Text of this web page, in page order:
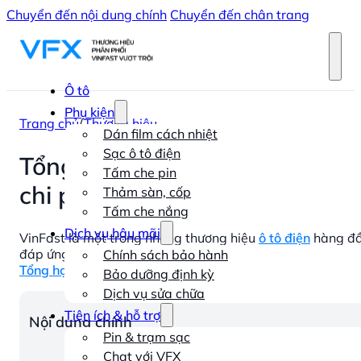
Chuyển đến nội dung chính Chuyển đến chân trang
Ô tô
Phụ kiện
Dán film cách nhiệt
Sạc ô tô điện
Tấm che pin
Thảm sàn, cốp
Tấm che nắng
Dịch vụ hậu mãi
Chính sách bảo hành
Bảo dưỡng định kỳ
Dịch vụ sửa chữa
Tiện ích & hỗ trợ
Pin & trạm sạc
Chat với VFX
Trang chủ/Thương hiệu
Tổng hợp những thắc mắc
chi phí
VinFast là một trong những thương hiệu ô tô điện hàng
đáp ứng nhu cầu ngày càng cao của người tiêu dùng.
Tổng hợp các câu hỏi về trạm sạc VinFast
Nội dung chính